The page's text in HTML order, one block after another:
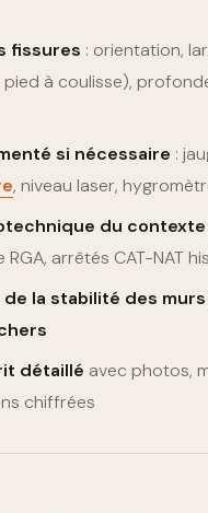
fissures : orientation,
pied à coulisse),
si nécessaire :
, niveau laser,
du contexte
RGA, arrêtés CAT-NAT
la stabilité des
détaillé avec photos,
chiffrées